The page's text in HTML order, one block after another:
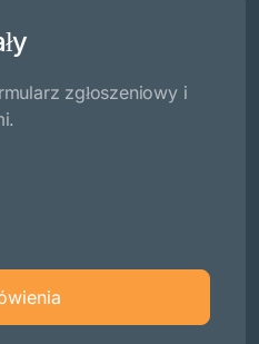
zgłoszeniowy i